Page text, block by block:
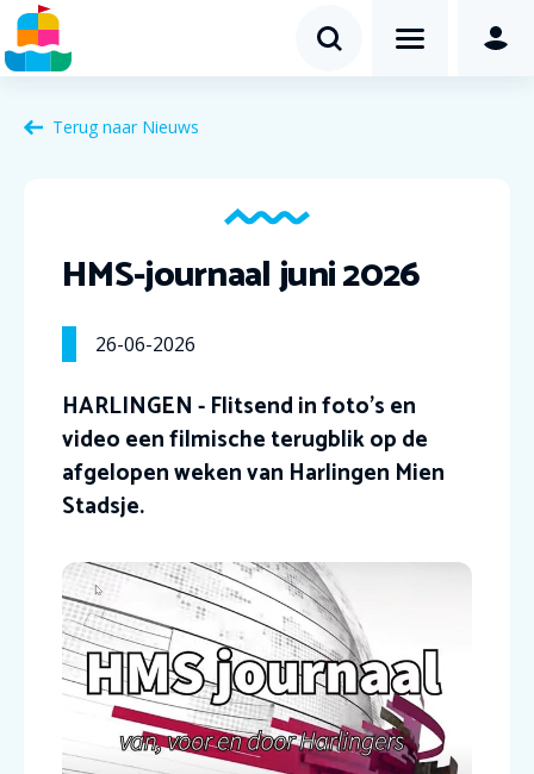
Terug naar Nieuws
HMS-journaal juni 2026
26-06-2026
HARLINGEN - Flitsend in foto’s en
video een filmische terugblik op de
afgelopen weken van Harlingen Mien
Stadsje.